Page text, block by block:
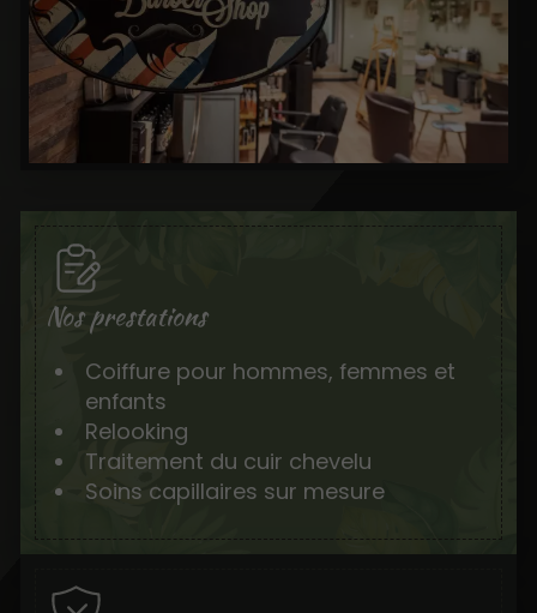
Nos prestations
Coiffure pour hommes, femmes et
enfants
Relooking
Traitement du cuir chevelu
Soins capillaires sur mesure